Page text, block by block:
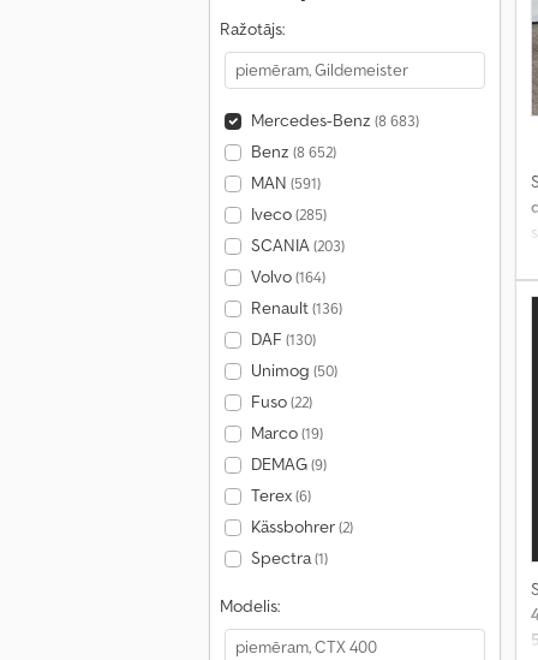
Ražotājs:
Mercedes-Benz (8 683)
Benz (8 652)
MAN (591)
Iveco(285)
SCANIA(203)
Volvo(164)
Renault(136)
DAF (130)
Unimog (50)
Fuso(22)
Marco(19)
DEMAG(9)
Terex(6)
Kässbohrer(2)
Spectra(1)
Modelis: